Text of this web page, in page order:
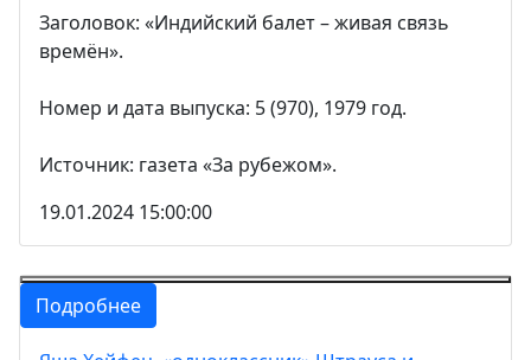
Заголовок: «Индийский балет – живая связь
времён».
Номер и дата выпуска: 5 (970), 1979 год.
Источник: газета «За рубежом».
19.01.2024 15:00:00
Подробнее